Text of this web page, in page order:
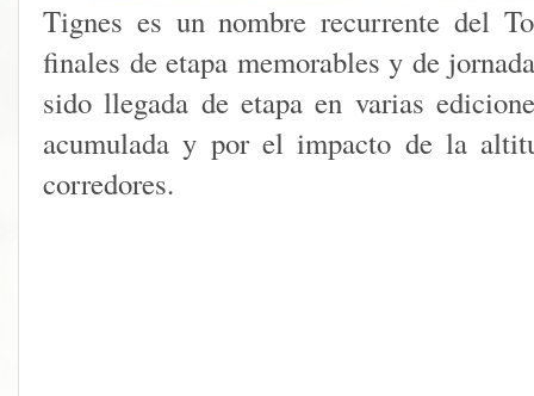
Tignes es un nombre recurrente del
finales de etapa memorables y de
sido llegada de etapa en varias
acumulada y por el impacto de la
corredores.